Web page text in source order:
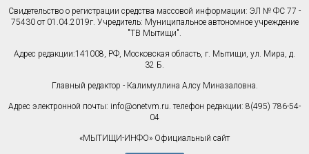
Свидетельство о регистрации средства массовой информации: ЭЛ № ФС 77 -
75430 от 01.04.2019г. Учредитель: Муниципальное автономное учреждение
"ТВ Мытищи".
Адрес редакции:141008, РФ, Московская область, г. Мытищи, ул. Мира, д.
32 Б.
Главный редактор - Калимуллина Алсу Миназаловна.
Адрес электронной почты: info@onetvm.ru. телефон редакции: 8(495) 786-54-
04
«МЫТИЩИ-ИНФО» Официальный сайт